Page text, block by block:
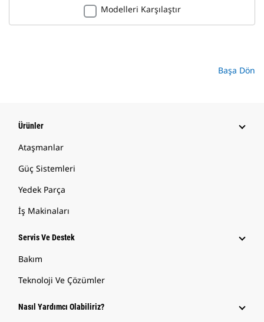
Modelleri Karşılaştır
Başa Dön
Ürünler
Ataşmanlar
Güç Sistemleri
Yedek Parça
İş Makinaları
Servis Ve Destek
Bakım
Teknoloji Ve Çözümler
Nasıl Yardımcı Olabiliriz?